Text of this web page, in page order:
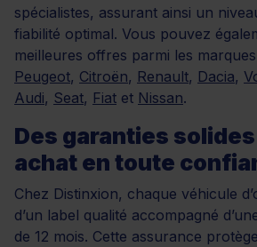
spécialistes, assurant ainsi un
fiabilité optimal. Vous pouvez
meilleures offres parmi les
Peugeot, Citroën, Renault, Dacia,
Audi, Seat, Fiat et Nissan.
Des garanties
achat en toute
Chez Distinxion, chaque véhicule
d’un label qualité accompagné
de 12 mois. Cette assurance